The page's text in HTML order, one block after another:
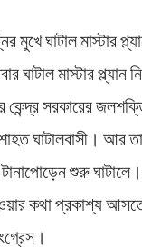
ঘাটাল মাস্টার
ঘাটাল মাস্টার প্ল্যান
সরকারের
ঘাটালবাসী। আর
শুরু ঘাটালে।
কথা প্রকাশ্য